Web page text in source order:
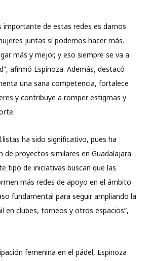
importante de estas redes es darnos
juntas sí podemos hacer más.
más y mejor, y eso siempre se va a
afirmó Espinoza. Además, destacó
una sana competencia, fortalece
y contribuye a romper estigmas y
ha sido significativo, pues ha
de proyectos similares en Guadalajara.
tipo de iniciativas buscan que las
más redes de apoyo en el ámbito
fundamental para seguir ampliando la
en clubes, torneos y otros espacios”,
femenina en el pádel, Espinoza